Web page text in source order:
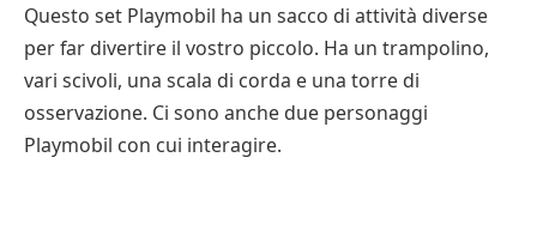
Questo set Playmobil ha un sacco di attività diverse
per far divertire il vostro piccolo. Ha un trampolino,
vari scivoli, una scala di corda e una torre di
osservazione. Ci sono anche due personaggi
Playmobil con cui interagire.